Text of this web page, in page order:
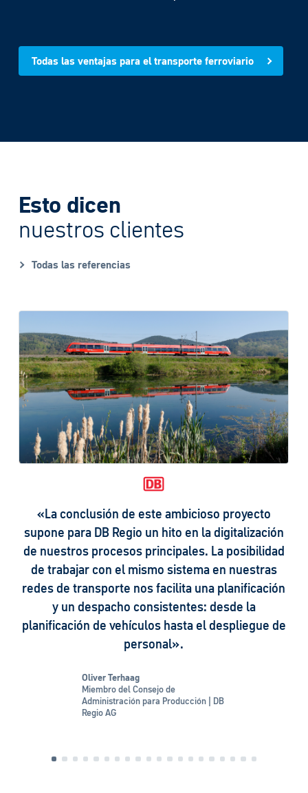
Esto dicen
nuestros clientes
Todas las referencias
«En colaboración con IVU, queremos allanar el
camino de las empresas de transporte hacia la
movilidad eléctrica para que sea lo más fácil
posible. El sistema completo de movilidad
eléctrica ya probado en la práctica es apto para
todo tipo de flotas, ya sean 10 autobuses
eléctricos o grandes parques mixtos de más de
1000 vehículos».
Mirko Sgodda
Responsable de Ventas, Marketing y
Servicios | Daimler Buses